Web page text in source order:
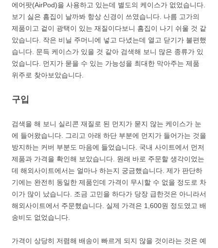
에어팟(AirPod)을 사용하고 있는데 별도의 케이스가 없었습니다.
보기 싫은 흠집이 날까봐 항상 신경이 쓰였습니다. 나름 고가의
제품이고 겉이 광택이 있는 재질이다보니 흠집이 나기 쉬울 것 같
았습니다. 작은 비닐 주머니에 넣고 다녔는데 열고 닫기가 불편했
습니다. 문득 케이스가 있을 것 같아 검색해 보니 많은 종류가 있
었습니다. 먼지가 묻을 수 있는 가능성을 최대한 막아주는 제품
위주로 찾아보았습니다.
구입
검색을 해 보니 실리콘 재질로 된 먼지가 묻지 않는 케이스가 눈
에 들어왔습니다. 그리고 아래 하단 부분에 먼지가 들어가는 것을
방지하는 커버 부분도 마음에 들었습니다. 국내 사이트에서 먼저
제품과 가격을 확인해 보았습니다. 원래 바로 주문할 생각이었는
데 해외사이트에서는 얼마나 하는지 궁금했습니다. 제가 판단하
기에는 완전히 동일한 제품인데 가격이 무시할 수 없을 정도로 차
이가 많이 났습니다. 조금 고민을 하다가 당장 급한것은 아니라서
해외사이트에서 주문했습니다. 실제 가격은 1,600원 정도였고 배
송비도 없었습니다.
가격이 상당히 저렴해 배송이 빠르게 되지 않을 것이라는 것은 예